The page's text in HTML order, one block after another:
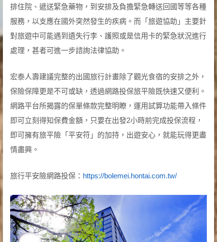
排住院、遞送緊急藥物，到安排及負擔緊急轉送回國等等各種
服務，以支應在國外突然發生的疾病。而「旅遊協助」主要針
對旅遊中可能遇到遺失行李、護照或是信用卡的緊急狀況進行
處理，甚者可進一步諮詢法律協助。
宏泰人壽建議完整的出國旅行計畫除了觀光食宿的安排之外，
保險保障更是不可或缺，透過網路投保旅平險既快速又便利。
網路平台所揭露的保單條款完整明瞭，運用試算功能帶入條件
即可立刻得知保費金額，只要在出發2小時前完成投保流程，
即可擁有旅平險「平安符」的加持，出遊安心，就能玩得更盡
情盡興。
旅行平安險網路投保： https://bolemei.hontai.com.tw/